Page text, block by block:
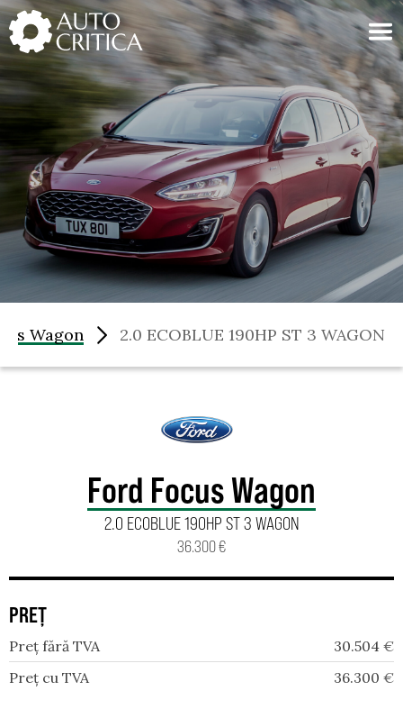
Skip
to
content
Wagon 2.0 ECOBLUE 190HP ST 3 WAGON
Ford Focus Wagon
2.0 ECOBLUE 190HP ST 3 WAGON
36.300 €
PREȚ
Preț fără TVA 30.504 €
Preț cu TVA
36.300 €